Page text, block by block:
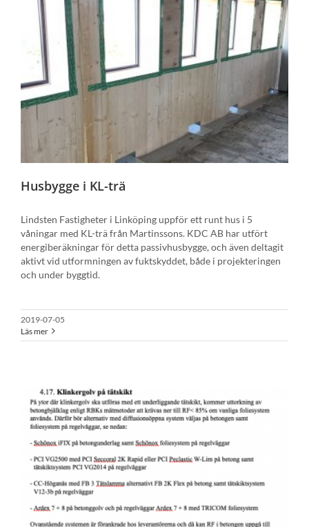
Husbygge i KL-trä
Lindsten Fastigheter i Linköping uppför ett runt hus i 5
våningar med KL-trä från Martinssons. KDC AB har utfört
energiberäkningar för detta passivhusbygge, och även deltagit
aktivt vid utformningen av fuktskyddet, både i projekteringen
och under byggtid.
2019-07-05
Läs mer